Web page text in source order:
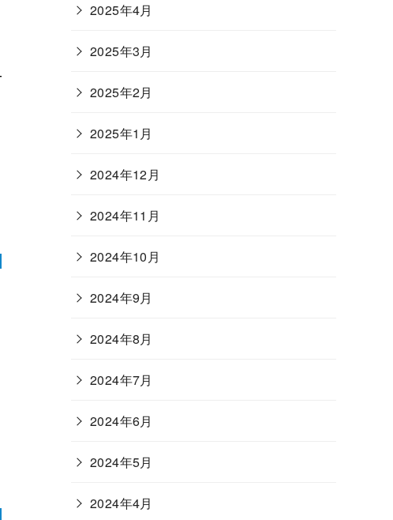
2025年4月
2025年3月
2025年2月
2025年1月
2024年12月
2024年11月
2024年10月
2024年9月
2024年8月
2024年7月
2024年6月
2024年5月
2024年4月